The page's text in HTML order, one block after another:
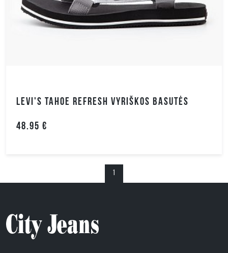
LEVI'S TAHOE REFRESH VYRIŠKOS BASUTĖS
48.95 €
1